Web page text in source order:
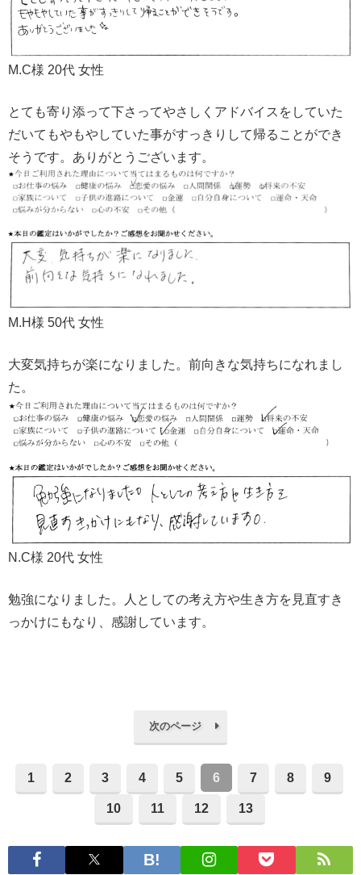
M.C様 20代 女性
とても寄り添って下さってやさしくアドバイスをしていた
だいてもやもやしていた事がすっきりして帰ることができ
そうです。ありがとうございます。
M.H様 50代 女性
大変気持ちが楽になりました。前向きな気持ちになれまし
た。
N.C様 20代 女性
勉強になりました。人としての考え方や生き方を見直すき
っかけにもなり、感謝しています。
次のページ
1 2 3 4 5 6 7 8 9
10 11 12 13